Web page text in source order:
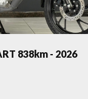
838km - 2026